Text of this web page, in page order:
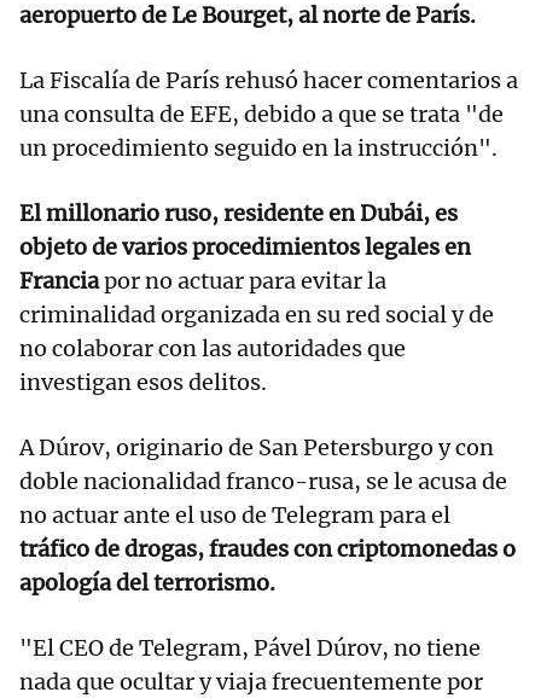
aeropuerto de Le Bourget, al norte de París.
La Fiscalía de París rehusó hacer comentarios a
una consulta de EFE, debido a que se trata "de
un procedimiento seguido en la instrucción".
El millonario ruso, residente en Dubái, es
objeto de varios procedimientos legales en
Franciapor no actuar para evitar la
criminalidad organizada en su red social y de
no colaborar con las autoridades que
investigan esos delitos.
A Dúrov, originario de San Petersburgo y con
doble nacionalidad franco-rusa, se le acusa de
no actuar ante el uso de Telegram para el
tráfico de drogas, fraudes con criptomonedas o
apología del terrorismo.
"El CEO de Telegram, Pável Dúrov, no tiene
nada que ocultar y viaja frecuentemente por